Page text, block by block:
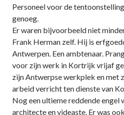
Personeel voor de
genoeg.
Er waren bijvoorbeeld niet
Frank Herman zelf. Hij is
Antwerpen. Een ambtenaar.
voor zijn werk in Kortrijk vrijaf
zijn Antwerpse werkplek en met
arbeid verricht ten dienste van
Nog een ultieme reddende engel
architecte en videaste. Er was